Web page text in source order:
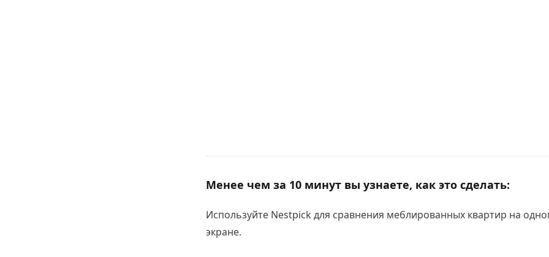
Менее чем за 10 минут вы узнаете, как это сделать:
Используйте Nestpick для сравнения меблированных квартир на
экране.